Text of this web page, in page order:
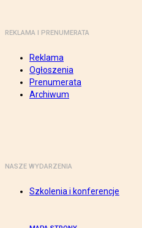
REKLAMA I PRENUMERATA
Reklama
Ogłoszenia
Prenumerata
Archiwum
NASZE WYDARZENIA
Szkolenia i konferencje